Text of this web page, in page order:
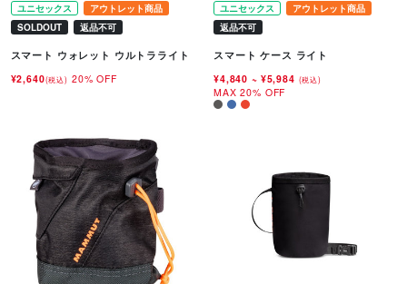
ユニセックス
アウトレット商品
SOLDOUT
返品不可
スマート ウォレット ウルトラライト
¥2,640(税込) 20% OFF
ユニセックス
アウトレット商品
返品不可
スマート ケース ライト
¥4,840 ~ ¥5,984 (税込)
MAX 20% OFF